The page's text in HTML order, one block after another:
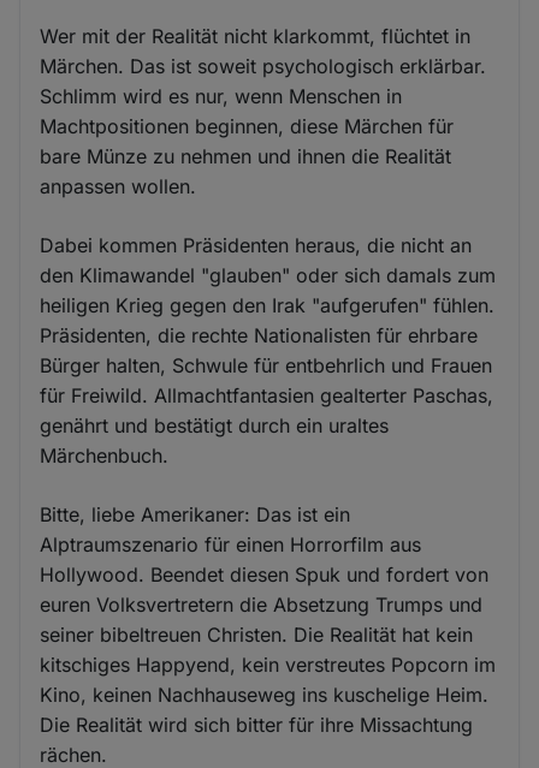
Wer mit der Realität nicht klarkommt, flüchtet in
Märchen. Das ist soweit psychologisch erklärbar.
Schlimm wird es nur, wenn Menschen in
Machtpositionen beginnen, diese Märchen für
bare Münze zu nehmen und ihnen die Realität
anpassen wollen.
Dabei kommen Präsidenten heraus, die nicht an
den Klimawandel "glauben" oder sich damals zum
heiligen Krieg gegen den Irak "aufgerufen" fühlen.
Präsidenten, die rechte Nationalisten für ehrbare
Bürger halten, Schwule für entbehrlich und Frauen
für Freiwild. Allmachtfantasien gealterter Paschas,
genährt und bestätigt durch ein uraltes
Märchenbuch.
Bitte, liebe Amerikaner: Das ist ein
Alptraumszenario für einen Horrorfilm aus
Hollywood. Beendet diesen Spuk und fordert von
euren Volksvertretern die Absetzung Trumps und
seiner bibeltreuen Christen. Die Realität hat kein
kitschiges Happyend, kein verstreutes Popcorn im
Kino, keinen Nachhauseweg ins kuschelige Heim.
Die Realität wird sich bitter für ihre Missachtung
rächen.